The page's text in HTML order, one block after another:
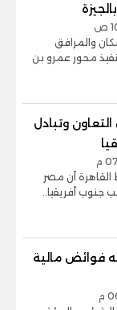
والمرافق
محور عمرو بن
وتبادل
القاهرة أن مصر
جنوب أفريقيا..
مليار جنيه فوائض مالية